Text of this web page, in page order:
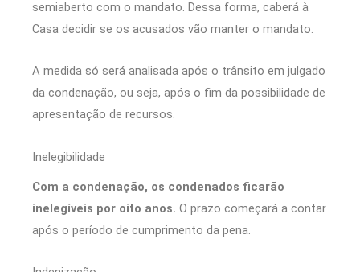
semiaberto com o mandato. Dessa forma, caberá à
Casa decidir se os acusados vão manter o mandato.
A medida só será analisada após o trânsito em julgado
da condenação, ou seja, após o fim da possibilidade de
apresentação de recursos.
Inelegibilidade
Com a condenação, os condenados ficarão
inelegíveis por oito anos. O prazo começará a contar
após o período de cumprimento da pena.